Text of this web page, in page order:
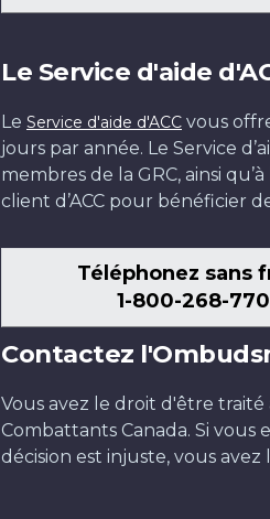
Le Service d'aide
Le Service d'aide d'ACC vous
jours par année. Le Service
membres de la GRC, ainsi
client d’ACC pour bénéficier
Téléphonez sans
1-800-268-
Contactez
Vous avez le droit d'être
Combattants Canada. Si
décision est injuste, vous avez